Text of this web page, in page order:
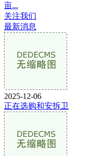
亩...
关注我们
最新消息
2025-12-06
正在选购和安拆卫